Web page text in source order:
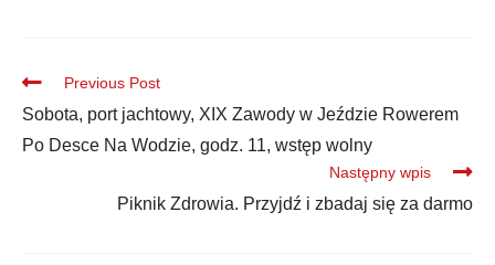
Previous Post
Sobota, port jachtowy, XIX Zawody w Jeździe Rowerem
Po Desce Na Wodzie, godz. 11, wstęp wolny
Następny wpis
Piknik Zdrowia. Przyjdź i zbadaj się za darmo